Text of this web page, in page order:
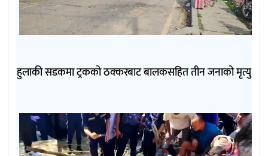
हुलाकी सडकमा ट्रकको ठक्करबाट बालकसहित तीन जनाको मृत्यु